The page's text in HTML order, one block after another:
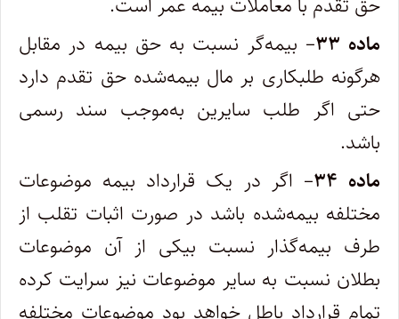
ماده ۳۳
– بیمه‌گر نسبت به حق بیمه در مقابل
هرگونه طلبکاری بر مال بیمه‌شده حق تقدم دارد
حتی اگر طلب سایرین به‌موجب سند رسمی
باشد.
ماده ۳۴
– اگر در یک قرارداد بیمه موضوعات
مختلفه بیمه‌شده باشد در صورت اثبات تقلب از
طرف بیمه‌گذار نسبت بیکی از آن موضوعات
بطلان نسبت به سایر موضوعات نیز سرایت کرده
تمام قرارداد باطل خواهد بود موضوعات مختلفه